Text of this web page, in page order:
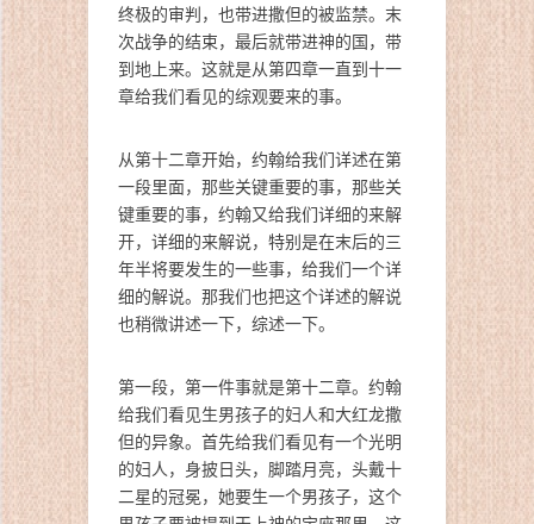
终极的审判，也带进撒但的被监禁。末
次战争的结束，最后就带进神的国，带
到地上来。这就是从第四章一直到十一
章给我们看见的综观要来的事。
从第十二章开始，约翰给我们详述在第
一段里面，那些关键重要的事，那些关
键重要的事，约翰又给我们详细的来解
开，详细的来解说，特别是在末后的三
年半将要发生的一些事，给我们一个详
细的解说。那我们也把这个详述的解说
也稍微讲述一下，综述一下。
第一段，第一件事就是第十二章。约翰
给我们看见生男孩子的妇人和大红龙撒
但的异象。首先给我们看见有一个光明
的妇人，身披日头，脚踏月亮，头戴十
二星的冠冕，她要生一个男孩子，这个